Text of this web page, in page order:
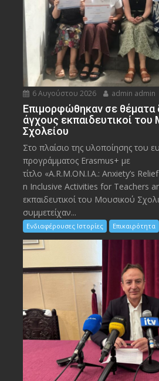
6 Αυγούστου 2026 admin admin
Eπιμορφώθηκαν σε θέματα
άγχους εκπαιδευτικοί του
Σχολείου
Στο πλαίσιο της υλοποίησης του
προγράμματος Erasmus+ με
τίτλο «A.R.M.ON.I.A.: Anxiety’s
n Inclusive Activities for Teachers
εκπαιδευτικοί του Μουσικού
συμμετείχαν...
Ενδιαφέρουσες Ιστορίες Επικαιρότητα